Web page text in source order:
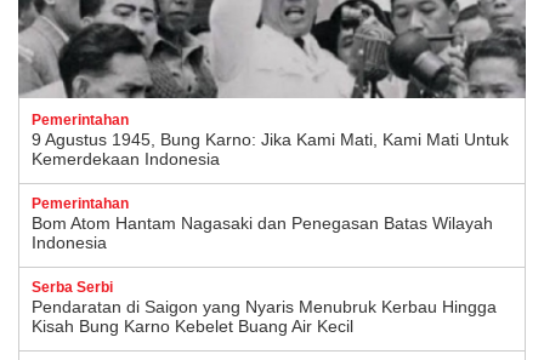
Pemerintahan
9 Agustus 1945, Bung Karno: Jika Kami Mati, Kami Mati Untuk
Kemerdekaan Indonesia
Pemerintahan
Bom Atom Hantam Nagasaki dan Penegasan Batas Wilayah
Indonesia
Serba Serbi
Pendaratan di Saigon yang Nyaris Menubruk Kerbau Hingga
Kisah Bung Karno Kebelet Buang Air Kecil